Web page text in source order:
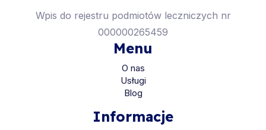
Wpis do rejestru podmiotów leczniczych nr
000000265459
Menu
O nas
Usługi
Blog
Informacje